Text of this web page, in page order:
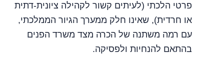
פרטי הלכתי (לעיתים קשור לקהילה ציונית‑דתית
או חרדית), שאינו חלק ממערך הגיור הממלכתי,
עם רמה משתנה של הכרה מצד משרד הפנים
בהתאם להנחיות ולפסיקה.